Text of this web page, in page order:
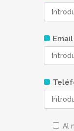
Email
Al